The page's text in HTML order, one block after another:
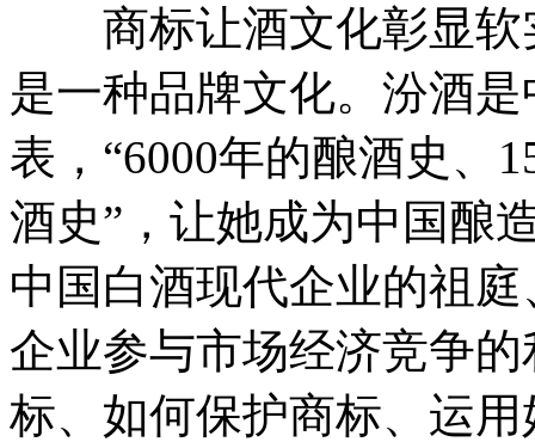
商标让酒文化彰显软
是一种品牌文化。汾酒
表，“6000年的酿酒史、
酒史”，让她成为中国酿
中国白酒现代企业的祖
企业参与市场经济竞争
标、如何保护商标、运